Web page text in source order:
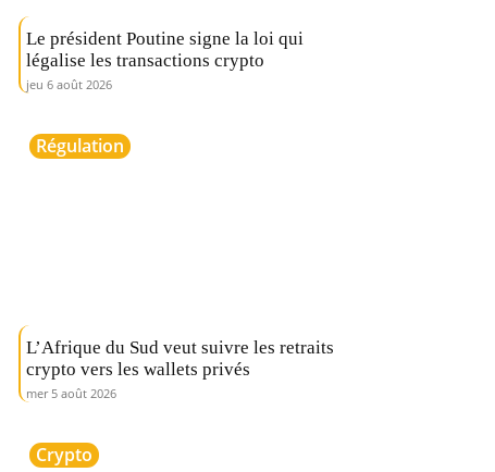
Le président Poutine signe la loi qui
légalise les transactions crypto
jeu 6 août 2026
Régulation
L’Afrique du Sud veut suivre les retraits
crypto vers les wallets privés
mer 5 août 2026
Crypto